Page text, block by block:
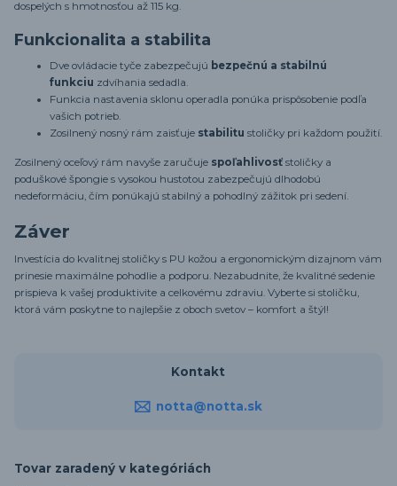
dospelých s hmotnosťou až 115 kg.
Funkcionalita a stabilita
Dve ovládacie tyče zabezpečujú bezpečnú a stabilnú
funkciu zdvíhania sedadla.
Funkcia nastavenia sklonu operadla ponúka prispôsobenie podľa
vašich potrieb.
Zosilnený nosný rám zaisťuje stabilitu stoličky pri každom použití.
Zosilnený oceľový rám navyše zaručuje spoľahlivosť stoličky a
poduškové špongie s vysokou hustotou zabezpečujú dlhodobú
nedeformáciu, čím ponúkajú stabilný a pohodlný zážitok pri sedení.
Záver
Investícia do kvalitnej stoličky s PU kožou a ergonomickým dizajnom vám
prinesie maximálne pohodlie a podporu. Nezabudnite, že kvalitné sedenie
prispieva k vašej produktivite a celkovému zdraviu. Vyberte si stoličku,
ktorá vám poskytne to najlepšie z oboch svetov – komfort a štýl!
Kontakt
notta@notta.sk
Tovar zaradený v kategóriách